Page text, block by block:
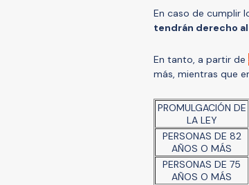
En caso de cumplir
tendrán derecho
En tanto, a partir de
más, mientras que
PROMULGACIÓN DE
LA LEY
PERSONAS DE 82
AÑOS O MÁS
PERSONAS DE 75
AÑOS O MÁS